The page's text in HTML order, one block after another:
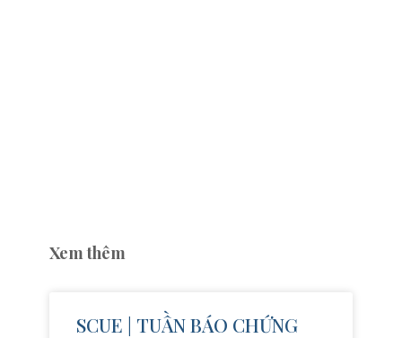
Xem thêm
SCUE | TUẦN BÁO CHỨNG